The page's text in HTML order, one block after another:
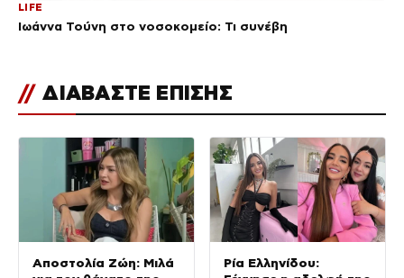
LIFE
Ιωάννα Τούνη στο νοσοκομείο: Τι συνέβη
// ΔΙΑΒΑΣΤΕ ΕΠΙΣΗΣ
Αποστολία Ζώη: Μιλά
Ρία Ελληνίδου: